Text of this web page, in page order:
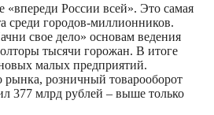
«впереди России всей». Это самая
среди городов-миллионников.
свое дело» основам ведения
тысячи горожан. В итоге
малых предприятий.
рынка, розничный товарооборот
377 млрд рублей – выше только